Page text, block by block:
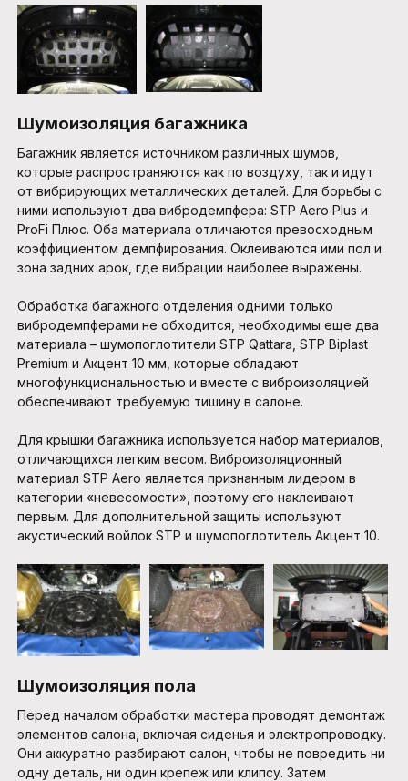
Шумоизоляция багажника
Багажник является источником различных шумов,
которые распространяются как по воздуху, так и идут
от вибрирующих металлических деталей. Для борьбы с
ними используют два вибродемпфера: STP Aero Plus и
ProFi Плюс. Оба материала отличаются превосходным
коэффициентом демпфирования. Оклеиваются ими пол и
зона задних арок, где вибрации наиболее выражены.
Обработка багажного отделения одними только
вибродемпферами не обходится, необходимы еще два
материала – шумопоглотители STP Qattara, STP Biplast
Premium и Акцент 10 мм, которые обладают
многофункциональностью и вместе с виброизоляцией
обеспечивают требуемую тишину в салоне.
Для крышки багажника используется набор материалов,
отличающихся легким весом. Виброизоляционный
материал STP Aero является признанным лидером в
категории «невесомости», поэтому его наклеивают
первым. Для дополнительной защиты используют
акустический войлок STP и шумопоглотитель Акцент 10.
Шумоизоляция пола
Перед началом обработки мастера проводят демонтаж
элементов салона, включая сиденья и электропроводку.
Они аккуратно разбирают салон, чтобы не повредить ни
одну деталь, ни один крепеж или клипсу. Затем